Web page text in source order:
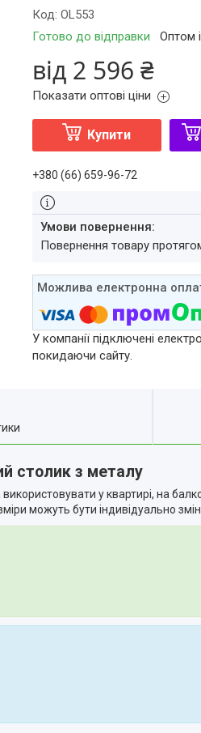
Готово до відправки Оптом
Код: OL553
від 2 596 ₴
Показати оптові ціни
Купити
+380 (66) 659-96-72
повернення товару
У компанії підключені
покидаючи сайту.
столик з металу
у квартирі, на
можуть бути індивідуально